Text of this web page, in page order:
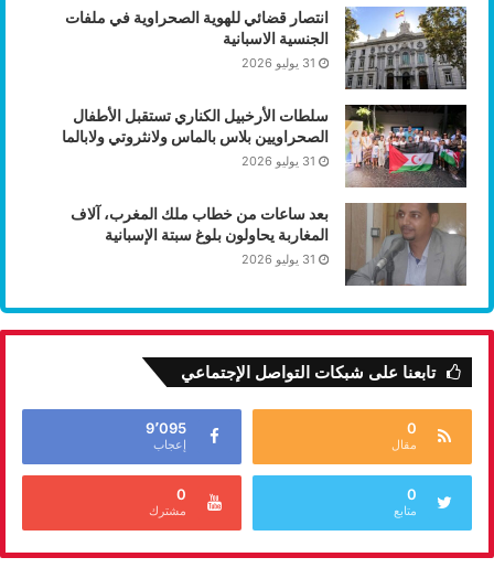
انتصار قضائي للهوية الصحراوية في ملفات
الجنسية الاسبانية
31 يوليو 2026
سلطات الأرخبيل الكناري تستقبل الأطفال
الصحراويين بلاس بالماس ولانثروتي ولابالما
31 يوليو 2026
بعد ساعات من خطاب ملك المغرب، آلاف
المغاربة يحاولون بلوغ سبتة الإسبانية
31 يوليو 2026
تابعنا على شبكات التواصل الإجتماعي
0
مقال
9٬095
إعجاب
0
متابع
0
مشترك